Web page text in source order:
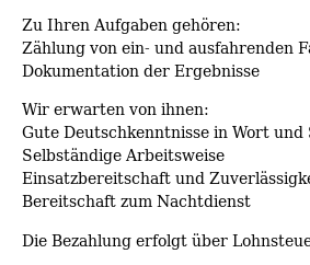
Zu Ihren Aufgaben gehören:
Zählung von ein- und ausfahrenden
Dokumentation der Ergebnisse
Wir erwarten von ihnen:
Gute Deutschkenntnisse in Wort
Selbständige Arbeitsweise
Einsatzbereitschaft und
Bereitschaft zum Nachtdienst
Die Bezahlung erfolgt über